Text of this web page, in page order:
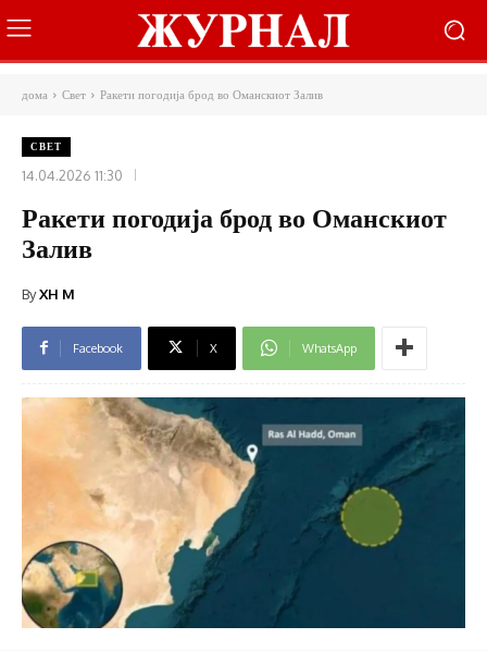
дома Свет Ракети погодија брод во Оманскиот Залив
СВЕТ
14.04.2026 11:30
Ракети погодија брод во Оманскиот
Залив
ByXH M
Facebook X WhatsApp